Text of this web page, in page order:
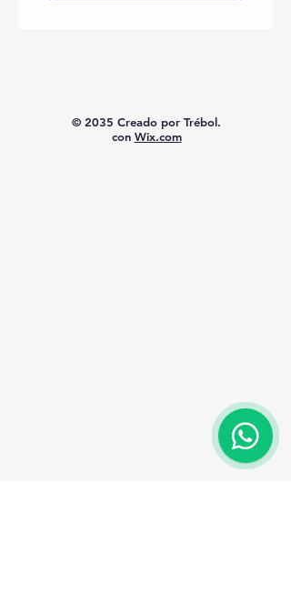
© 2035 Creado por Trébol.
con Wix.com